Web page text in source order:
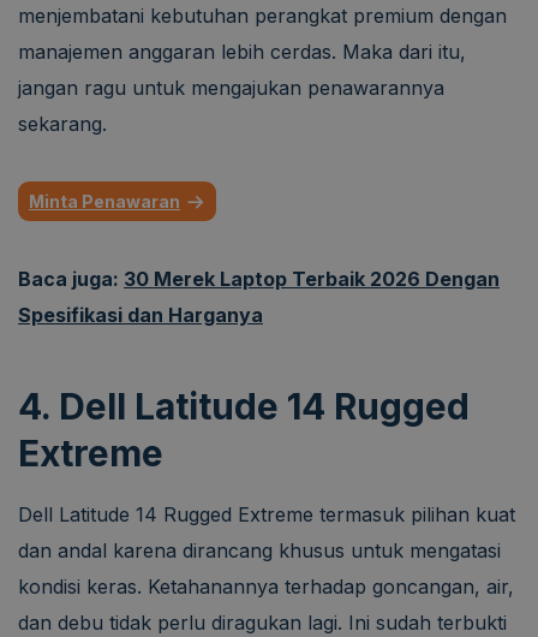
menjembatani kebutuhan perangkat premium dengan
manajemen anggaran lebih cerdas. Maka dari itu,
jangan ragu untuk mengajukan penawarannya
sekarang.
Minta Penawaran
Baca juga: 30 Merek Laptop Terbaik 2026 Dengan
Spesifikasi dan Harganya
4. Dell Latitude 14 Rugged
Extreme
Dell Latitude 14 Rugged Extreme termasuk pilihan kuat
dan andal karena dirancang khusus untuk mengatasi
kondisi keras. Ketahanannya terhadap goncangan, air,
dan debu tidak perlu diragukan lagi. Ini sudah terbukti